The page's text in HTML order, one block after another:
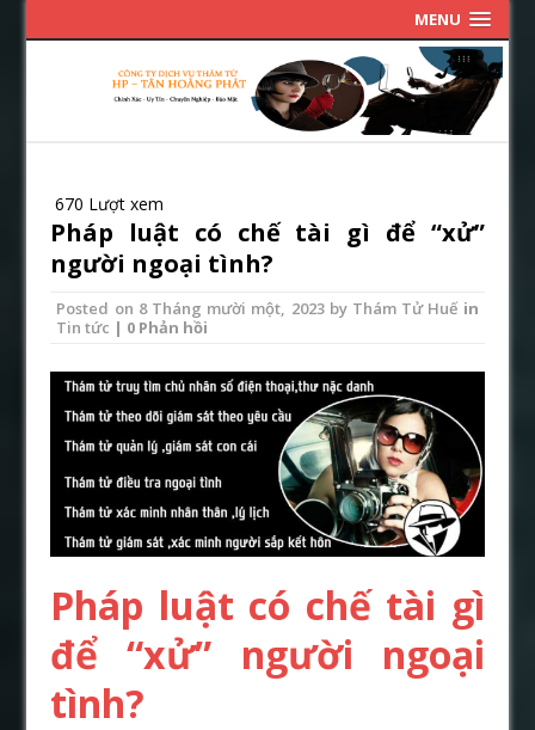
MENU
670 Lượt xem
Pháp luật có chế tài gì để “xử”
người ngoại tình?
Posted on 8 Tháng mười một, 2023by Thám Tử Huếin
Tin tức | 0 Phản hồi
Pháp luật có chế tài gì
để “xử” người ngoại
tình?